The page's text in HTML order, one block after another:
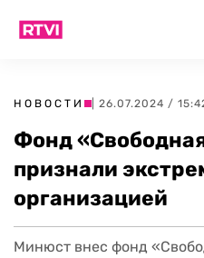
НОВОСТИ | 26.07.2024 /
Фонд
признали
организацией
Минюст внес фонд